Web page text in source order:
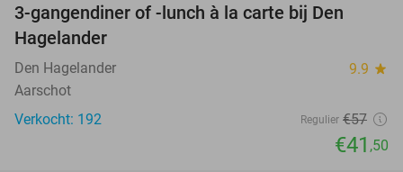
3-gangendiner of -lunch à la carte bij Den
Hagelander
Den Hagelander 9.9 star
Aarschot
Verkocht: 192
Regulier €57
€41 ,50